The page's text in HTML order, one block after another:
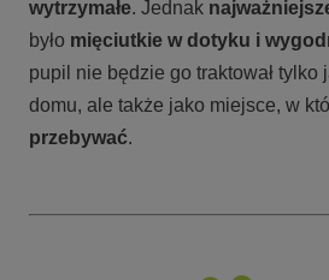
wytrzymałe. Jednak
było mięciutkie w dotyku i
pupil nie będzie go traktował
domu, ale także jako miejsce, w
przebywać.